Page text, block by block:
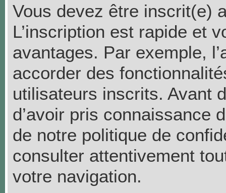
Vous devez être inscrit(e)
L’inscription est rapide et
avantages. Par exemple,
accorder des
utilisateurs inscrits. Avant
d’avoir pris connaissance
de notre politique de
consulter attentivement
votre navigation.